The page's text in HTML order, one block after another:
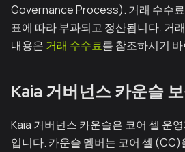
Governance Process). 거래 수수
표에 따라 부과되고 정산됩니다. 거
내용은 거래 수수료를 참조하시기
Kaia 거버넌스 카운슬
Kaia 거버넌스 카운슬은 코어 셀 운
입니다. 카운슬 멤버는 코어 셀 (CC)